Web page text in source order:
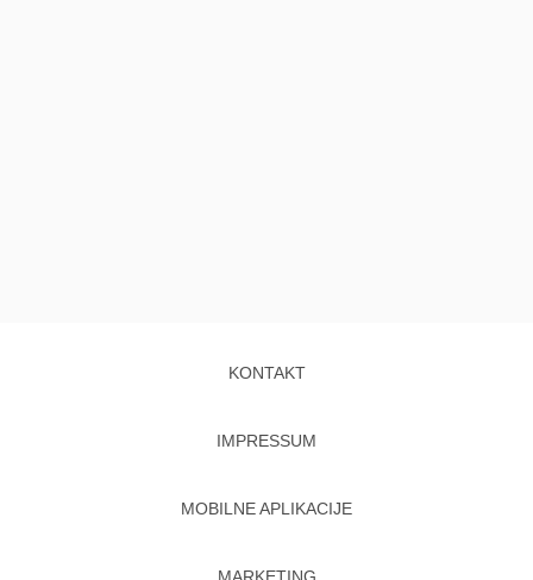
KONTAKT
IMPRESSUM
MOBILNE APLIKACIJE